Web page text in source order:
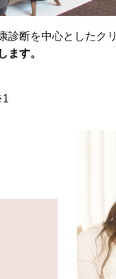
断を中心としたクリ
ます。